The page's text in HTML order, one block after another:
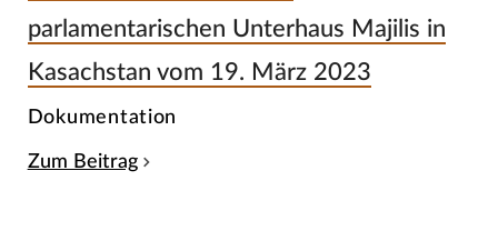
parlamentarischen Unterhaus Majilis in
Kasachstan vom 19. März 2023
Dokumentation
Zum Beitrag